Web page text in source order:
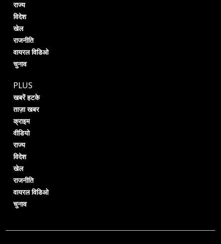
राज्य
विदेश
खेल
राजनीति
वायरल विडिओ
चुनाव
PLUS
खबरें हटके
ताज़ा खबर
क्राइम
वीडियो
राज्य
विदेश
खेल
राजनीति
वायरल विडिओ
चुनाव